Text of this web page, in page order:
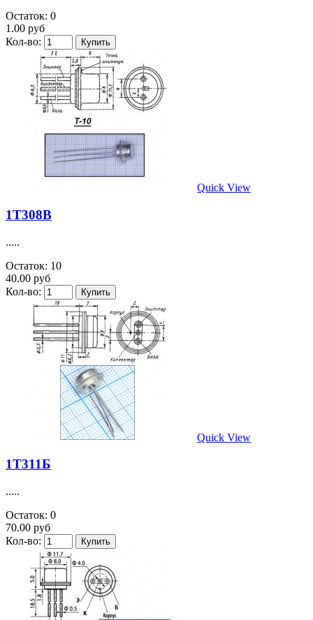
Остаток: 0
1.00 руб
Кол-во:
Quick View
1Т308В
.....
Остаток: 10
40.00 руб
Кол-во:
Quick View
1Т311Б
.....
Остаток: 0
70.00 руб
Кол-во: